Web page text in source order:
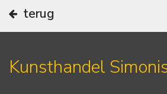
terug
Kunsthandel